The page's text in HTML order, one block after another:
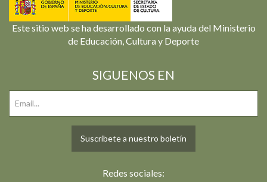
Este sitio web se ha desarrollado con la ayuda del Ministerio
de Educación, Cultura y Deporte
SIGUENOS EN
Suscríbete a nuestro boletín
Redes sociales: